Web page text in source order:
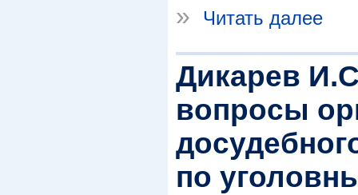
»
Читать далее
Дикарев
вопросы
по